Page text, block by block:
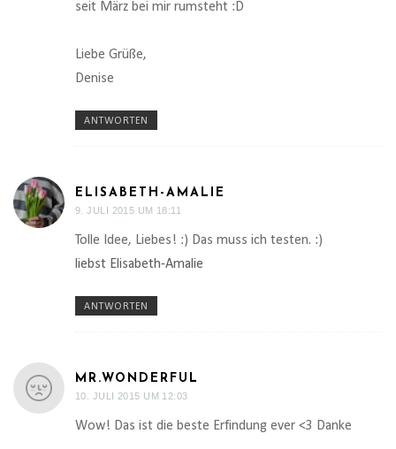
seit März bei mir rumsteht :D
Liebe Grüße,
Denise
ANTWORTEN
ELISABETH-AMALIE
9. JULI 2015 UM 18:11
Tolle Idee, Liebes! :) Das muss ich testen. :)
liebst Elisabeth-Amalie
ANTWORTEN
MR.WONDERFUL
10. JULI 2015 UM 12:03
Wow! Das ist die beste Erfindung ever <3 Danke